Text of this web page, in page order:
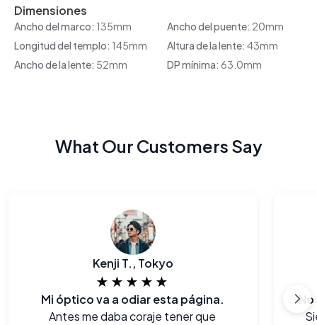
Dimensiones
Ancho del marco: 135mm Ancho del puente: 20mm
Longitud del templo: 145mm Altura de la lente: 43mm
Ancho de la lente: 52mm DP mínima: 63.0mm
What Our Customers Say
Kenji T., Tokyo
★★★★★
Mi óptico va a odiar esta página.
Antes me daba coraje tener que